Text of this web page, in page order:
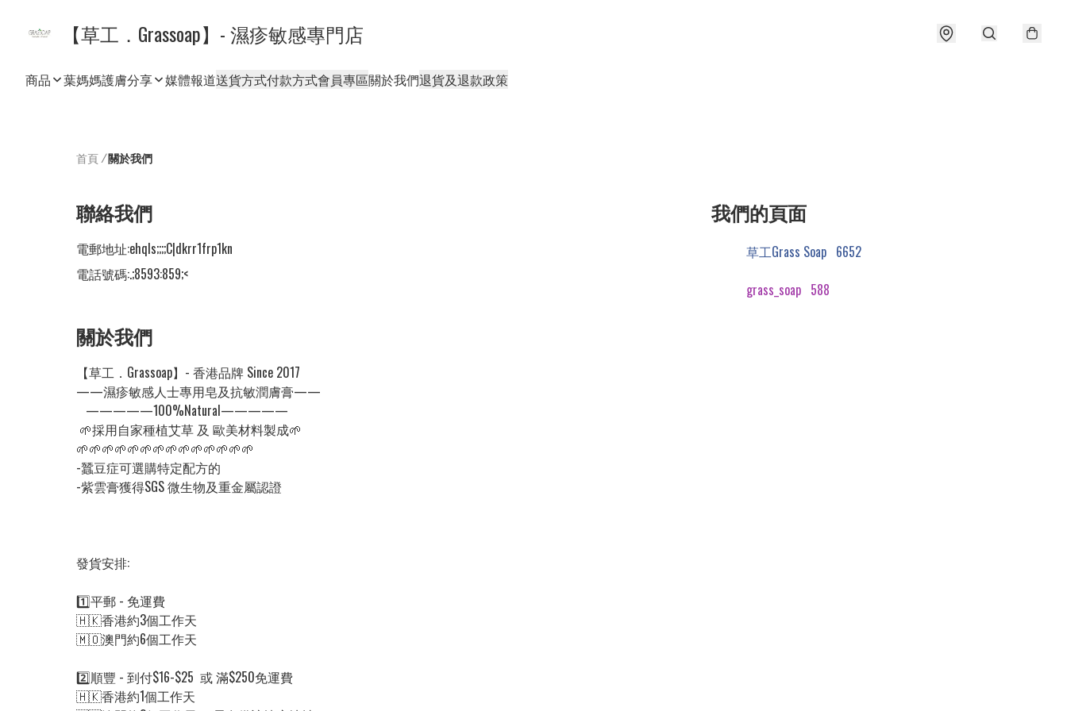
【草工．Grassoap】- 濕疹敏感專門店
商品 葉媽媽護膚分享 媒體報道送貨方式付款方式會員專區關於我們退貨及退款政策
首頁/關於我們
聯絡我們
電郵地址:ehqls;;;;C|dkrr1frp1kn
電話號碼:.;8593:859;<
關於我們
【草工．Grassoap】- 香港品牌 Since 2017
——濕疹敏感人士專用皂及抗敏潤膚膏——
🌱🌱🌱🌱🌱🌱🌱🌱🌱🌱🌱🌱🌱🌱
-蠶豆症可選購特定配方的
-紫雲膏獲得SGS 微生物及重金屬認證
發貨安排:
1️⃣平郵 - 免運費
🇭🇰香港約3個工作天
🇲🇴澳門約6個工作天
2️⃣順豐 - 到付$16-$25  或 滿$250免運費
🇭🇰香港約1個工作天
我們的頁面
草工Grass Soap 6652
grass_soap 588